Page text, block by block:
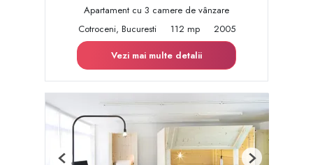
Apartament cu 3 camere de vânzare
Cotroceni, Bucuresti
112 mp
2005
Vezi mai multe detalii